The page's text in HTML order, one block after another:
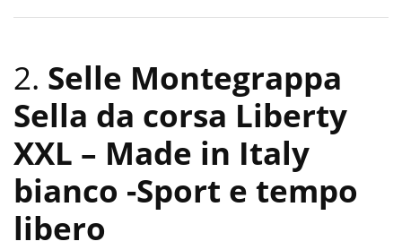
2. Selle Montegrappa
Sella da corsa Liberty
XXL – Made in Italy
bianco -Sport e tempo
libero